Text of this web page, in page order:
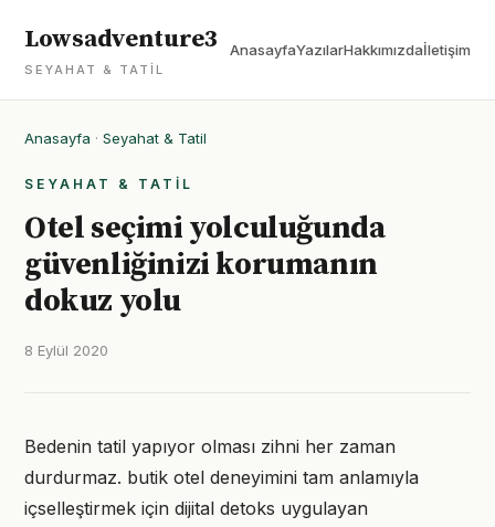
Lowsadventure3
SEYAHAT & TATIL
AnasayfaYazılarHakkımızdaİletişim
Anasayfa · Seyahat & Tatil
SEYAHAT & TATIL
Otel seçimi yolculuğunda
güvenliğinizi korumanın
dokuz yolu
8 Eylül 2020
Bedenin tatil yapıyor olması zihni her zaman
durdurmaz. butik otel deneyimini tam anlamıyla
içselleştirmek için dijital detoks uygulayan